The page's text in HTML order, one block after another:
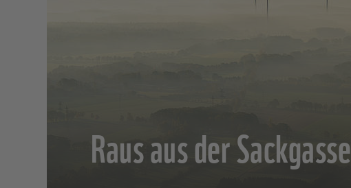
Raus aus der Sackgasse